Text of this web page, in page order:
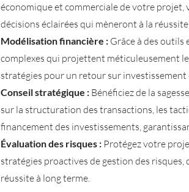
économique et commerciale de votre
décisions éclairées qui mèneront à la
Modélisation financière : Grâce à des outils
complexes qui projettent méticuleusement
stratégies pour un retour sur
Conseil stratégique : Bénéficiez de la
sur la structuration des transactions, les
financement des investissements,
Évaluation des risques : Protégez votre
stratégies proactives de gestion des
réussite à long terme.